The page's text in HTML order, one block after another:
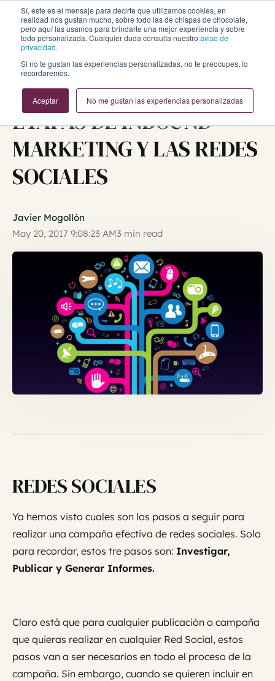
Sí, este es el mensaje para decirte que utilizamos cookies, en
realidad nos gustan mucho, sobre todo las de chispas de chocolate,
pero aquí las usamos para brindarte una mejor experiencia y sobre
todo personalizada. Cualquier duda consulta nuestro aviso de
privacidad.
Si no te gustan las experiencias personalizadas, no te preocupes, lo
recordaremos.
Aceptar No me gustan las experiencias personalizadas
Inbound Marketing y Ventas
ETAPAS DE INBOUND
MARKETING Y LAS REDES
SOCIALES
Javier Mogollón
May 20, 2017 9:08:23 AM3 min read
REDES SOCIALES
Ya hemos visto cuales son los pasos a seguir para
realizar una campaña efectiva de redes sociales. Solo
para recordar, estos tre pasos son: Investigar,
Publicar y Generar Informes.
Claro está que para cualquier publicación o campaña
que quieras realizar en cualquier Red Social, estos
pasos van a ser necesarios en todo el proceso de la
campaña. Sin embargo, cuando se quieren incluir en